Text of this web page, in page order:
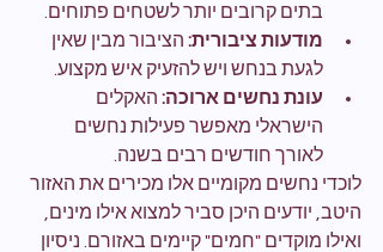
בתים קרובים יותר לשטחים פתוחים.
מודעות ציבורית: הציבור מבין שאין
לגעת בנחש ויש להזעיק איש מקצוע.
עונת נחשים ארוכה: האקלים
הישראלי מאפשר פעילות נחשים
לאורך חודשים רבים בשנה.
לוכדי נחשים מקומיים אלו מכירים את האזור
היטב, יודעים היכן סביר למצוא אילו מינים,
ואילו מוקדים "חמים" קיימים באזורם. ניסיון